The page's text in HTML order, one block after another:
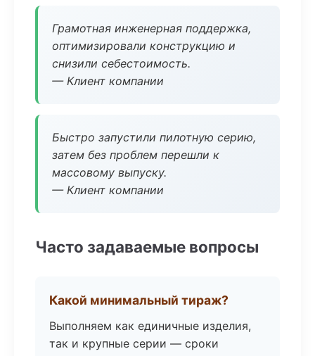
Грамотная инженерная поддержка,
оптимизировали конструкцию и
снизили себестоимость.
— Клиент компании
Быстро запустили пилотную серию,
затем без проблем перешли к
массовому выпуску.
— Клиент компании
Часто задаваемые вопросы
Какой минимальный тираж?
Выполняем как единичные изделия,
так и крупные серии — сроки